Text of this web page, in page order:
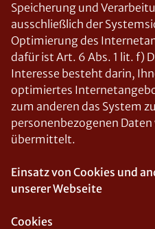
Speicherung und
ausschließlich der
Optimierung des
dafür ist Art. 6 Abs. 1 lit. f)
Interesse besteht darin,
optimiertes
zum anderen das System
personenbezogenen
übermittelt.
Einsatz von Cookies und
unserer Webseite
Cookies